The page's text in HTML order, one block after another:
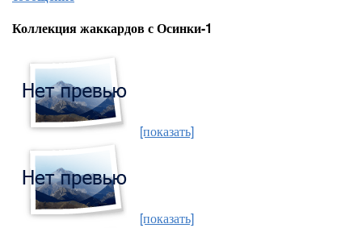
Коллекция жаккардов с Осинки-1
[показать]
[показать]